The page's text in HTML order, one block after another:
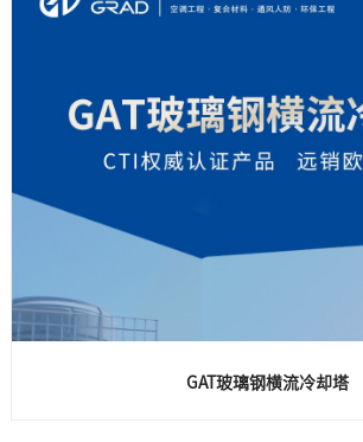
GAT玻璃钢横流冷却塔